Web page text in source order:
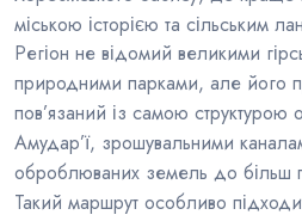
міською історією та сільським
Регіон не відомий великими
природними парками, але його
пов’язаний із самою
Амудар’ї, зрошувальними
оброблюваних земель до більш
Такий маршрут особливо